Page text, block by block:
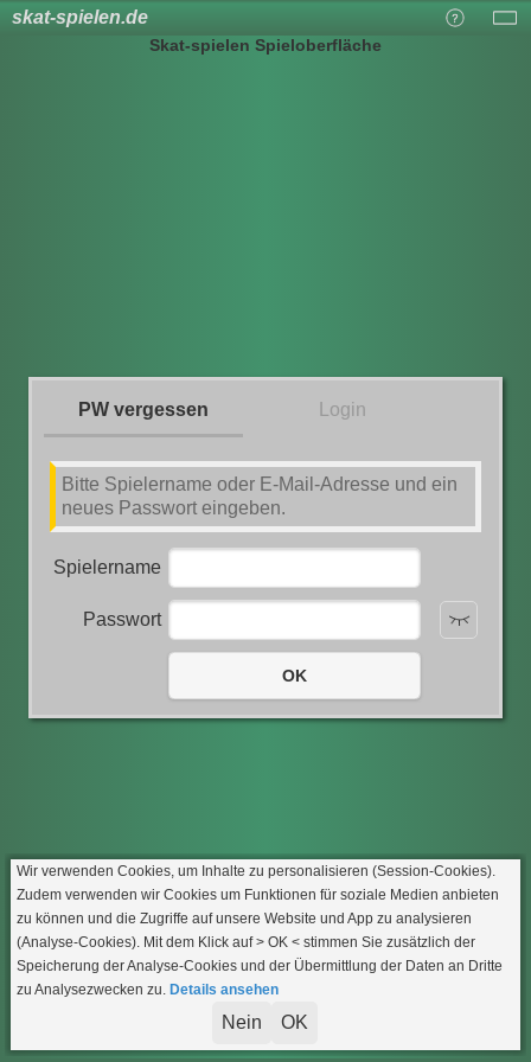
skat-spielen.de
Skat-spielen Spieloberfläche
PW vergessen Login
Bitte Spielername oder E-Mail-Adresse und ein
neues Passwort eingeben.
Spielername
Passwort
OK
Wir verwenden Cookies, um Inhalte zu personalisieren (Session-Cookies).
Zudem verwenden wir Cookies um Funktionen für soziale Medien anbieten
zu können und die Zugriffe auf unsere Website und App zu analysieren
(Analyse-Cookies). Mit dem Klick auf> OK < stimmen Sie zusätzlich der
Speicherung der Analyse-Cookies und der Übermittlung der Daten an Dritte
zu Analysezwecken zu. Details ansehen
Nein OK